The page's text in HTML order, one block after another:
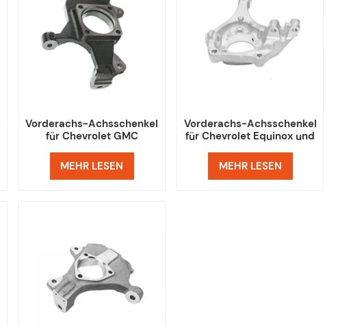
Vorderachs-Achsschenkel
für Chevrolet GMC
MEHR LESEN
Vorderachs-Achsschenkel
für Chevrolet Equinox und
22786978
MEHR LESEN